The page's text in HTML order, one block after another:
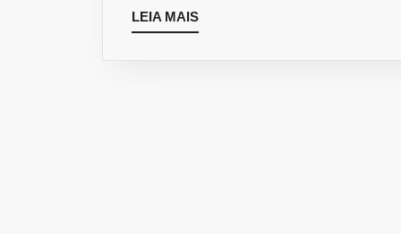
LEIA MAISLEIA
MAIS